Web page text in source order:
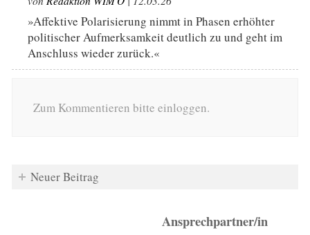
»Affektive Polarisierung nimmt in Phasen erhöhter
politischer Aufmerksamkeit deutlich zu und geht im
Anschluss wieder zurück.«
Zum Kommentieren bitte einloggen.
Neuer Beitrag
Ansprechpartner/in